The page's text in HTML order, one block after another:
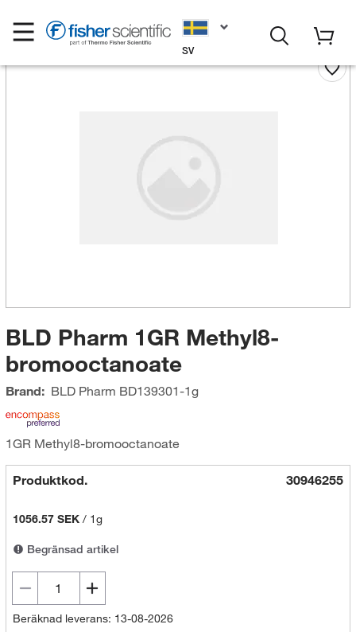
SV
BLD Pharm 1GR Methyl8-
bromooctanoate
Brand: BLD Pharm BD139301-1g
1GR Methyl8-bromooctanoate
Produktkod. 30946255
1056.57 SEK/ 1g
Begränsad artikel
Beräknad leverans: 13-08-2026